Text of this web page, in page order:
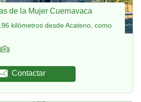
de la Mujer Cuernavaca
kilómetros desde Acateno, como
Contactar